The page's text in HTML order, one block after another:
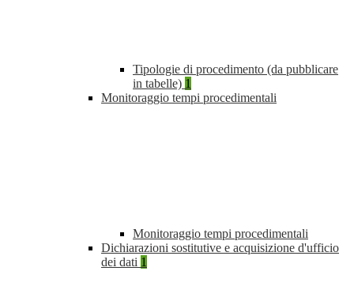
Tipologie di procedimento (da pubblicare
in tabelle) 1
Monitoraggio tempi procedimentali
Monitoraggio tempi procedimentali
Dichiarazioni sostitutive e acquisizione d'ufficio
dei dati 1